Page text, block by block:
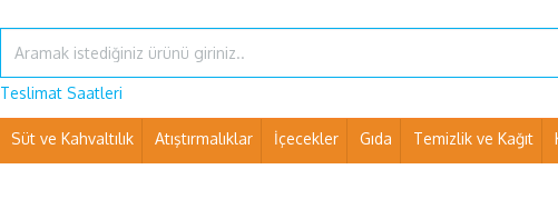
Teslimat Saatleri
Süt ve Kahvaltılık Atıştırmalıklar İçecekler Gıda Temizlik ve Kağıt